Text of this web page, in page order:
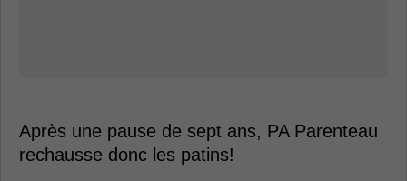
Après une pause de sept ans, PA Parenteau
rechausse donc les patins!